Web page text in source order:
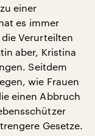
einer
es immer
Verurteilten
aber, Kristina
Seitdem
wie Frauen
einen Abbruch
Gesetze.